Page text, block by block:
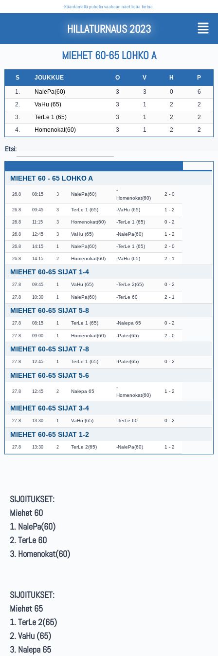
Kääntämällä puhelin vaakaan näet lisää tietoa.
HILLATURNAUS 2023
MIEHET 60-65 LOHKO A
S JOUKKUE O V H P
1. NalePa(60) 3 3 0
6
2.
VaHu (65) 3 1 2
2
3.
TerLe 1 (65) 3 1 2
2
4.
Homenokat(60) 3 1 2 2
Etsi:
MIEHET 60 - 65 LOHKO A
26.8 08:15 3 NalePa(60)
Homenokat(60)
2 - 0
26.8 09:45 3 TerLe 1 (65) VaHu (65) 1 - 2
26.8 11:15 3 Homenokat(60) TerLe 1 (65) 0 - 2
26.8 12:45 3 VaHu (65) NalePa(60) 1 - 2
26.8 14:15 1 NalePa(60) TerLe 1 (65) 2 - 0
26.8 14:15 2 Homenokat(60) VaHu (65) 2 - 1
MIEHET 60-65 SIJAT 1-4
27.8 09:45 1 VaHu (65) TerLe 2(65) 0 - 2
27.8 10:30 1 NalePa(60) TerLe 60 2 - 1
MIEHET 60-65 SIJAT 5-8
27.8 08:15 1 TerLe 1 (65) Nalepa 65 0 - 2
27.8 09:00 1 Homenokat(60) Pater(65) 2 - 0
MIEHET 60-65 SIJAT 7-8
27.8 12:45 1 TerLe 1 (65) Pater(65) 0 - 2
MIEHET 60-65 SIJAT 5-6
27.8 12:45 2 Nalepa 65
Homenokat(60)
1 - 2
MIEHET 60-65 SIJAT 3-4
27.8 13:30 1 VaHu (65) TerLe 60 0 - 2
MIEHET 60-65 SIJAT 1-2
27.8 13:30 2 TerLe 2(65) NalePa(60) 1 - 2
SIJOITUKSET:
Miehet 60
1. NalePa(60)
2. TerLe 60
3. Homenokat(60)
SIJOITUKSET:
Miehet 65
1. TerLe 2(65)
2. VaHu (65)
3. Nalepa 65